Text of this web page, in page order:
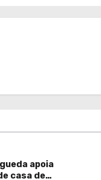
apoia
casa de